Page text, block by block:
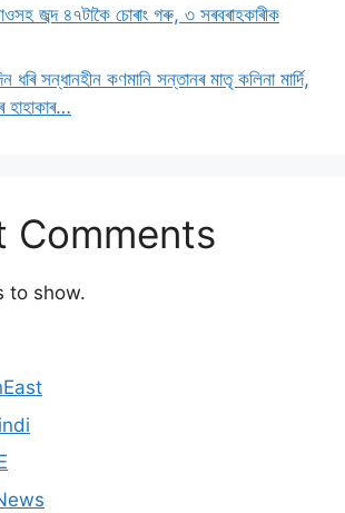
জব্দ ৪৭টাকৈ চোৰাং গৰু, ৩ সৰবৰাহকাৰীক
সন্ধানহীন কণমানি সন্তানৰ মাতৃ কলিনা মাৰ্দি,
হাহাকাৰ…
Comments
to show.